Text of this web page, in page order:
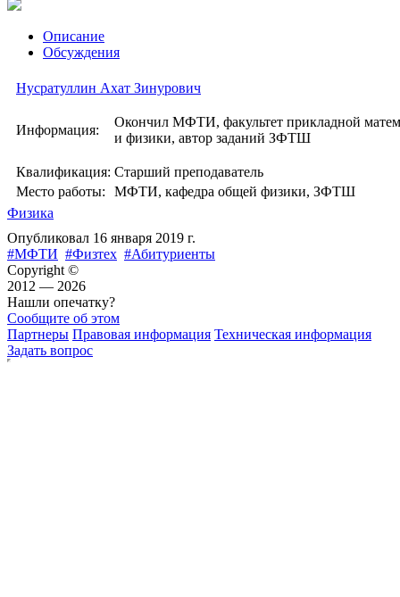
Описание
Обсуждения
Нусратуллин Ахат Зинурович
Информация:
Окончил МФТИ, факультет прикладной
и физики, автор заданий ЗФТШ
Квалификация: Старший преподаватель
Место работы:
МФТИ, кафедра общей физики, ЗФТШ
Физика
Опубликовал 16 января 2019 г.
#МФТИ #Физтех #Абитуриенты
Copyright ©
2012 — 2026
Нашли опечатку?
Сообщите об этом
Партнеры Правовая информация Техническая информация
Задать вопрос